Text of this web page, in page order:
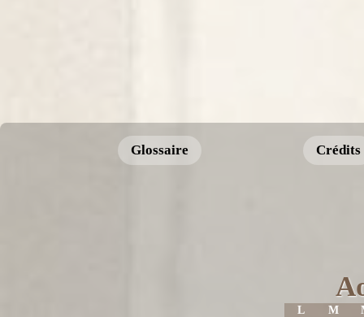
Glossaire Crédits
L M